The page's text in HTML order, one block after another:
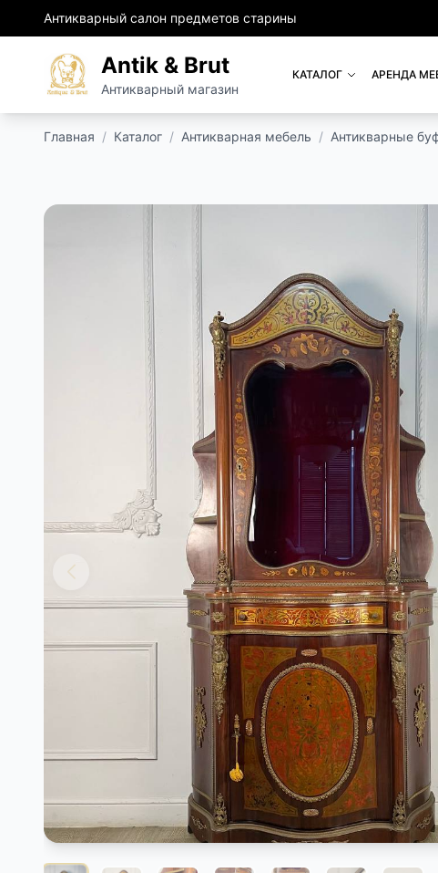
Антикварный салон предметов старины
Antik & Brut
Антикварный магазин
КАТАЛОГ АРЕНДА
Главная / Каталог / Антикварная мебель / Антикварные